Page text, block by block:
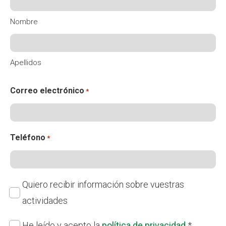
Nombre
Apellidos
Correo electrónico *
Teléfono *
Suscripción
Quiero recibir información sobre vuestras
actividades
Fundesplai als mitjans
Xarxes socials
COL·LABORA
Fes voluntariat
Fes un donatiu
Treballa amb nosaltres